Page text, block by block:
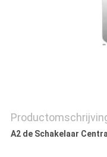
A2 de Schakelaar